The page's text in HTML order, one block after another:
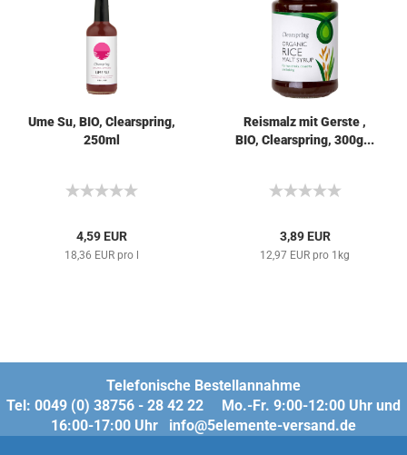
Ume Su, BIO, Clearspring,
250ml
4,59 EUR
18,36 EUR pro l
Reismalz mit Gerste ,
BIO, Clearspring, 300g...
3,89 EUR
12,97 EUR pro 1kg
Telefonische Bestellannahme
Tel: 0049 (0) 38756 - 28 42 22 Mo.-Fr. 9:00-12:00 Uhr und
16:00-17:00 Uhr info@5elemente-versand.de